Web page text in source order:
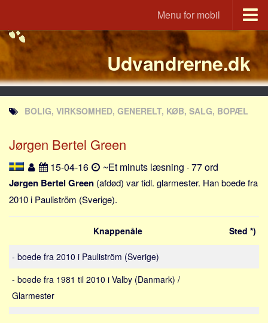
Menu for mobil
Portal
Udvandrerne.dk
Utvandrerne.no
Utvandrarna.se
Tyskland.dk
England.dk
Rusland.dk
JLKM.dk
Lande
Tyrkiet
Frankrig
Sverige
Norge
Thailand
Udvandrerne.dk
BOLIG, VIRKSOMHED, GENERELT, KØB, SALG, BOPÆL
Jørgen Bertel Green
15-04-16 ~Et minuts læsning · 77 ord
Jørgen Bertel Green (afdød) var tidl. glarmester. Han boede fra
2010 i Pauliström (Sverige).
Knappenåle Sted *)
- boede fra 2010 i Pauliström (Sverige)
- boede fra 1981 til 2010 i Valby (Danmark) /
Glarmester